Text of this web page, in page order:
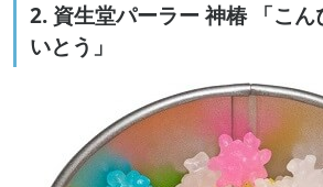
2. 資生堂パーラー 神椿 「こ
いとう」